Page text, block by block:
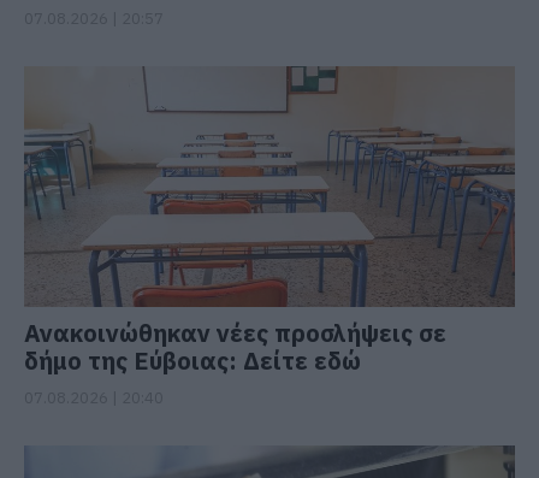
Ανακοινώθηκαν νέες προσλήψεις σε
δήμο της Εύβοιας: Δείτε εδώ